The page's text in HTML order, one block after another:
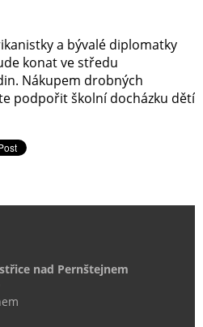
a bývalé diplomatky
konat ve středu
Nákupem drobných
podpořit školní docházku dětí
nad Pernštejnem